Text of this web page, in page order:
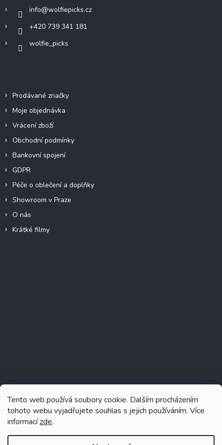
Tento web používá soubory cookie. Dalším procházením
tohoto webu vyjadřujete souhlas s jejich používáním. Více
informacízde.
info@wolfiepicks.cz
+420 739 341 181
wolfie_picks
Prodávané značky
Moje objednávka
Vrácení zboží
Obchodní podmínky
Bankovní spojení
GDPR
Péče o oblečení a doplňky
Showroom v Praze
O nás
Krátké filmy
Sledovat na Instagramu